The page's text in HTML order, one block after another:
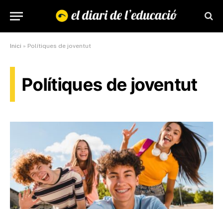
Inici » Polítiques de joventut
Polítiques de joventut